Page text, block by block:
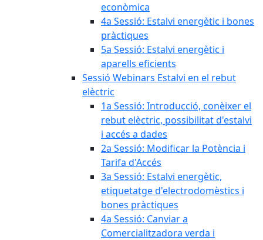
econòmica
4a Sessió: Estalvi energètic i bones
pràctiques
5a Sessió: Estalvi energètic i
aparells eficients
Sessió Webinars Estalvi en el rebut
elèctric
1a Sessió: Introducció, conèixer el
rebut elèctric, possibilitat d'estalvi
i accés a dades
2a Sessió: Modificar la Potència i
Tarifa d'Accés
3a Sessió: Estalvi energètic,
etiquetatge d'electrodomèstics i
bones pràctiques
4a Sessió: Canviar a
Comercialitzadora verda i